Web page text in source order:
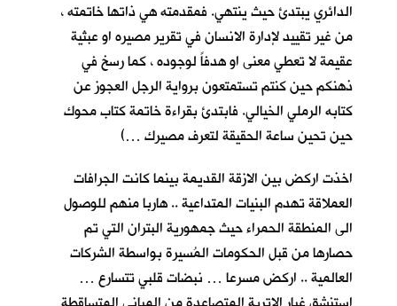
الدائري يبتدئ حيث ينتهي. فمقدمته هي ذاتها خاتمته ،
من غير تقييد لإدارة الانسان في تقرير مصيره او عبثية
عقيمة لا تعطي معنى او هدفاً لوجوده ، كما رسخ في
ذهنكم حين كنتم تستمتعون برواية الرجل العجوز عن
كتابه الرملي الخيالي. فابتدئ بقراءة خاتمة كتاب محوك
حين تحين ساعة الحقيقة لتعرف مصيرك …)
اخذت اركض بين الازقة القديمة بينما كانت الجرافات
العملاقة تهدم البنيات المتداعية .. هاربا منهم للوصول
الى المنطقة الحمراء حيث جمهورية البترانالتي تم
حصارها من قبل الحكومات المُسيرة بواسطة الشركات
العالمية .. اركض مسرعا … نبضات قلبي تتسارع …